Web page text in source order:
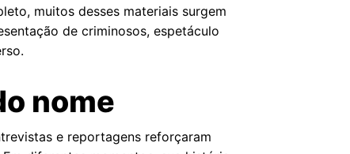
muitos desses materiais surgem
de criminosos, espetáculo
nome
e reportagens reforçaram